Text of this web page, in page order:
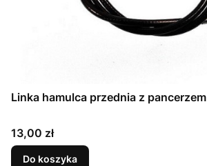
Linka hamulca przednia z pancerzem
Cena
13,00 zł
Do koszyka